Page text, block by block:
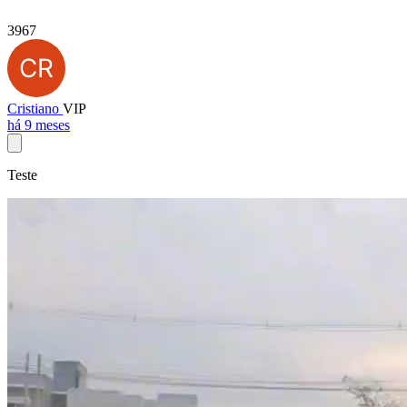
3967
Cristiano VIP
há 9 meses
Teste